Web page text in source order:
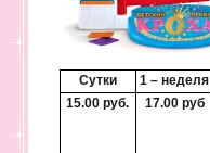
Сутки 1 – неделя
15.00 руб.
17.00 руб